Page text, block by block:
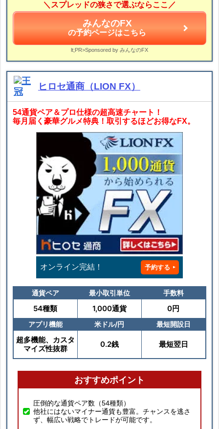
＼スプレッドの狭さで選ぶならここ／
みんなのFX
の予約ページはこちら
lt;PR>Sponsored by みんなのFX
ヒロセ通商（LION FX）
54通貨ペア＆プロ仕様の超高速チャート！
毎月届く豪華グルメ特典！取引するほどお得なFX。
オンライン完結！ 予約する
通貨ペア 最小取引単位 手数料
54種類 1,000通貨 0円
アプリ機能 米ドル/円 最短開設日
超多機能、カスタ
マイズ性抜群
0.2銭 最短翌日
おすすめポイント
圧倒的な通貨ペア数（54種類）
他社にはないマイナー通貨も豊富。チャンスを逃さ
ず、幅広い戦略でトレードが可能です。